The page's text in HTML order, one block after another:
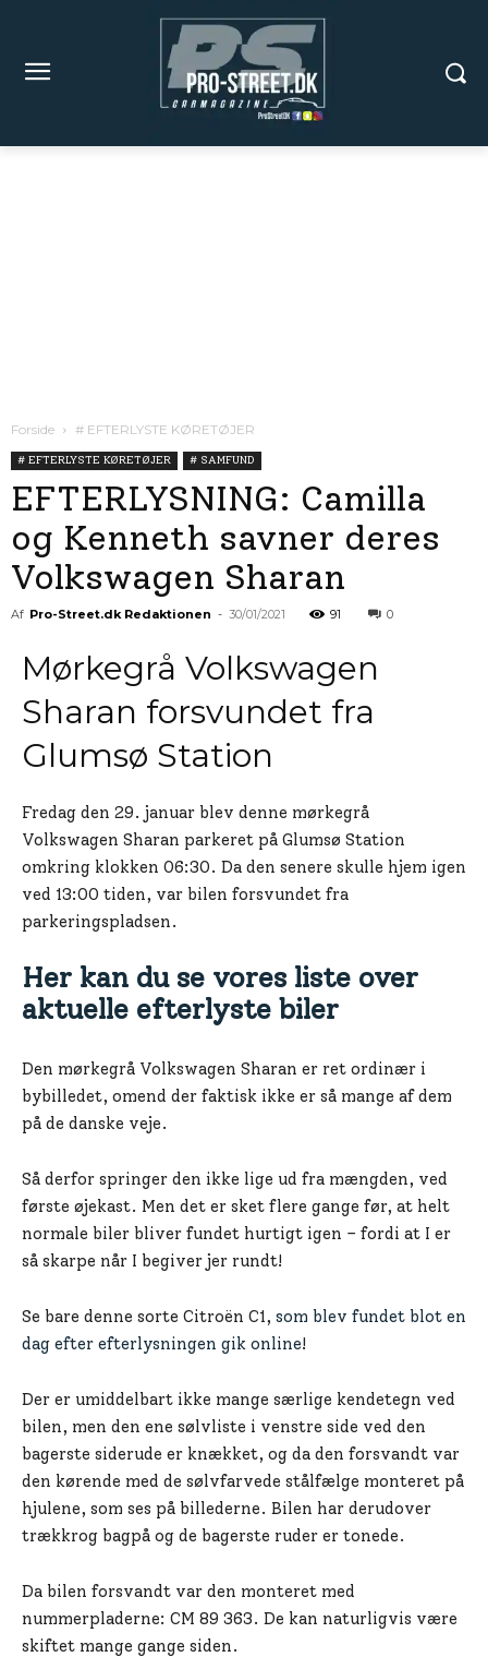
Forside # EFTERLYSTE KØRETØJER
# EFTERLYSTE KØRETØJER # SAMFUND
EFTERLYSNING: Camilla
og Kenneth savner deres
Volkswagen Sharan
Af Pro-Street.dk Redaktionen - 30/01/2021 91 0
Mørkegrå Volkswagen
Sharan forsvundet fra
Glumsø Station
Fredag den 29. januar blev denne mørkegrå
Volkswagen Sharan parkeret på Glumsø Station
omkring klokken 06:30. Da den senere skulle hjem igen
ved 13:00 tiden, var bilen forsvundet fra
parkeringspladsen.
Her kan du se vores liste over
aktuelle efterlyste biler
Den mørkegrå Volkswagen Sharan er ret ordinær i
bybilledet, omend der faktisk ikke er så mange af dem
på de danske veje.
Så derfor springer den ikke lige ud fra mængden, ved
første øjekast. Men det er sket flere gange før, at helt
normale biler bliver fundet hurtigt igen – fordi at I er
så skarpe når I begiver jer rundt!
Se bare denne sorte Citroën C1, som blev fundet blot en
dag efter efterlysningen gik online!
Der er umiddelbart ikke mange særlige kendetegn ved
bilen, men den ene sølvliste i venstre side ved den
bagerste siderude er knækket, og da den forsvandt var
den kørende med de sølvfarvede stålfælge monteret på
hjulene, som ses på billederne. Bilen har derudover
trækkrog bagpå og de bagerste ruder er tonede.
Da bilen forsvandt var den monteret med
nummerpladerne: CM 89 363. De kan naturligvis være
skiftet mange gange siden.